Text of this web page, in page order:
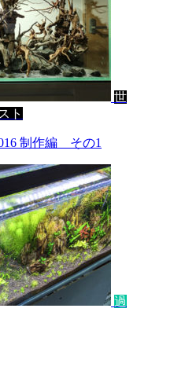
世
ト
制作編 その1
過